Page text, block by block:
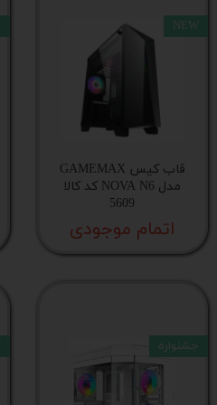
جنس شاسی
جنس پنل بالا
تعداد فن قابل اتصال
کانکتور قابل اتصال
سینی درایو 5.25 اینچ
قاب کیس GAMEMAX
مدل NOVA N6 کد کالا
5609
اتمام موجودی
NEW
جشنواره